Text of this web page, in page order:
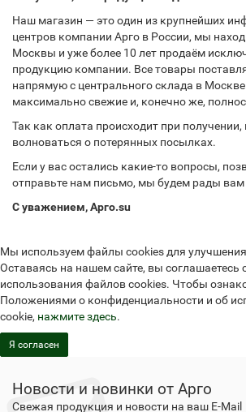
Наш магазин — это один из крупнейших
центров компании Арго в России, мы
Москвы и уже более 10 лет продаём
продукцию компании. Все товары
напрямую с центрального склада в
максимально свежие и, конечно же,
Так как оплата происходит при
волноваться о потерянных посылках.
Если у вас остались какие-то вопросы,
отправьте нам письмо, мы будем рады
С уважением, Арго.su
Мы используем файлы cookies для
Оставаясь на нашем сайте, вы соглашаетесь
использования файлов cookies. Чтобы
Положениями о конфиденциальности и об
cookie, нажмите здесь.
Я согласен
Новости и новинки от Арго
Свежая продукция и новости на ваш E-Mail